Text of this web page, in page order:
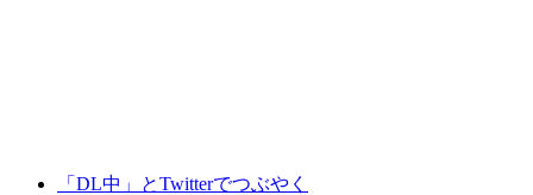
「DL中」とTwitterでつぶやく